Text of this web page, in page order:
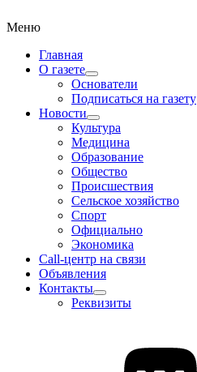
Меню
Главная
О газете
Основатели
Подписаться на газету
Новости
Культура
Медицина
Образование
Общество
Происшествия
Сельское хозяйство
Спорт
Официально
Экономика
Call-центр на связи
Объявления
Контакты
Реквизиты